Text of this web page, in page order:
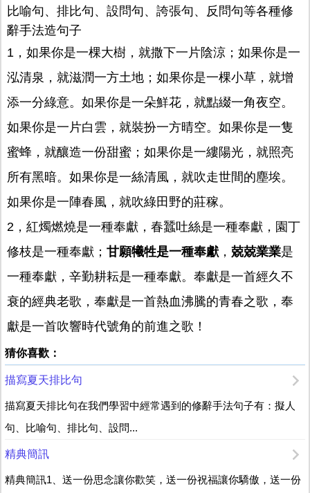
比喻句、排比句、設問句、誇張句、反問句等各種修
辭手法造句子
1，如果你是一棵大樹，就撒下一片陰涼；如果你是一
泓清泉，就滋潤一方土地；如果你是一棵小草，就增
添一分綠意。如果你是一朵鮮花，就點綴一角夜空。
如果你是一片白雲，就裝扮一方晴空。如果你是一隻
蜜蜂，就釀造一份甜蜜；如果你是一縷陽光，就照亮
所有黑暗。如果你是一絲清風，就吹走世間的塵埃。
如果你是一陣春風，就吹綠田野的莊稼。
2，紅燭燃燒是一種奉獻，春蠶吐絲是一種奉獻，園丁
修枝是一種奉獻； 甘願犧牲是一種奉獻 ， 兢兢業業是
一種奉獻，辛勤耕耘是一種奉獻。奉獻是一首經久不
衰的經典老歌，奉獻是一首熱血沸騰的青春之歌，奉
獻是一首吹響時代號角的前進之歌！
猜你喜歡：
描寫夏天排比句
描寫夏天排比句在我們學習中經常遇到的修辭手法句子有：擬人
句、比喻句、排比句、設問...
精典簡訊
精典簡訊1、送一份思念讓你歡笑，送一份祝福讓你驕傲，送一份